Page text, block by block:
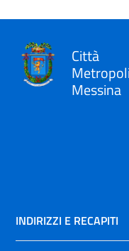
Città
Messina
INDIRIZZI E RECAPITI